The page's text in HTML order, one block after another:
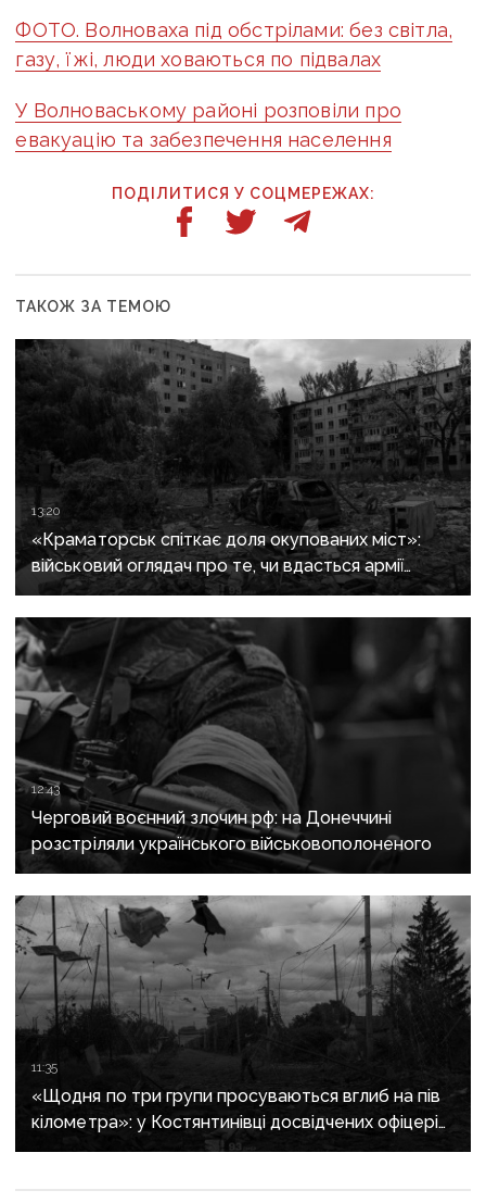
ФОТО. Волноваха під обстрілами: без світла,
газу, їжі, люди ховаються по підвалах
У Волноваському районі розповіли про
евакуацію та забезпечення населення
ПОДІЛИТИСЯ У СОЦМЕРЕЖАХ:
ТАКОЖ ЗА ТЕМОЮ
13:20
«Краматорськ спіткає доля окупованих міст»:
військовий оглядач про те, чи вдасться армії
рф захопити останню агломерацію Донеччини до
кінця 2026 року
12:43
Черговий воєнний злочин рф: на Донеччині
розстріляли українського військовополоненого
11:35
«Щодня по три групи просуваються вглиб на пів
кілометра»: у Костянтинівці досвідчених офіцерів
рф відправляють на штурми позицій